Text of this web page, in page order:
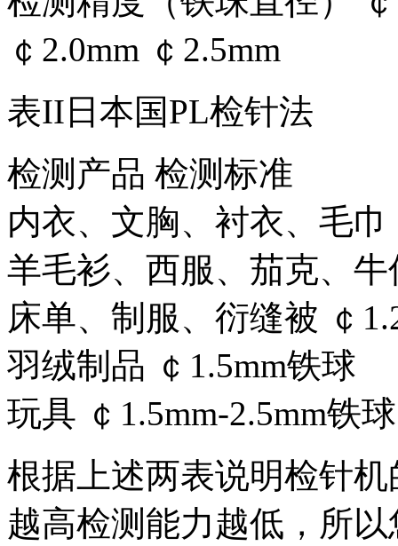
￠2.0mm ￠2.5mm
表II日本国PL检针法
检测产品 检测标准
内衣、文胸、衬衣、毛巾
羊毛衫、西服、茄克、牛
床单、制服、衍缝被 ￠
羽绒制品 ￠1.5mm铁球
玩具 ￠1.5mm-2.5mm铁球
根据上述两表说明检针
越高检测能力越低，所